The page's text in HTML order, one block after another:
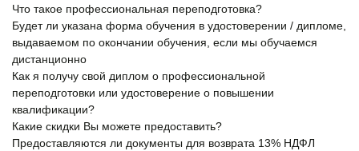
Что такое профессиональная переподготовка?
Будет ли указана форма обучения в удостоверении / дипломе,
выдаваемом по окончании обучения, если мы обучаемся
дистанционно
Как я получу свой диплом о профессиональной
переподготовки или удостоверение о повышении
квалификации?
Какие скидки Вы можете предоставить?
Предоставляются ли документы для возврата 13% НДФЛ